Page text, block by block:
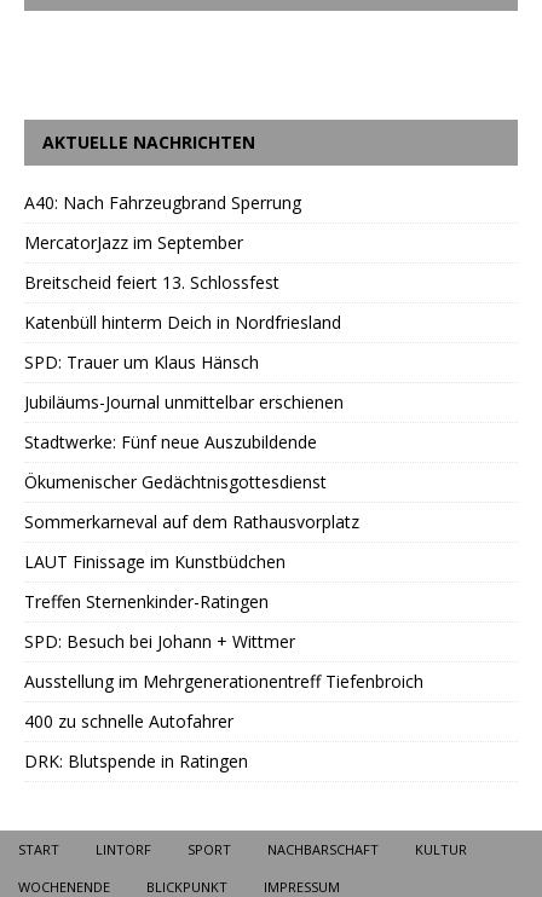
AKTUELLE NACHRICHTEN
A40: Nach Fahrzeugbrand Sperrung
MercatorJazz im September
Breitscheid feiert 13. Schlossfest
Katenbüll hinterm Deich in Nordfriesland
SPD: Trauer um Klaus Hänsch
Jubiläums-Journal unmittelbar erschienen
Stadtwerke: Fünf neue Auszubildende
Ökumenischer Gedächtnisgottesdienst
Sommerkarneval auf dem Rathausvorplatz
LAUT Finissage im Kunstbüdchen
Treffen Sternenkinder-Ratingen
SPD: Besuch bei Johann + Wittmer
Ausstellung im Mehrgenerationentreff Tiefenbroich
400 zu schnelle Autofahrer
DRK: Blutspende in Ratingen
START LINTORF SPORT NACHBARSCHAFT KULTUR
WOCHENENDE BLICKPUNKT IMPRESSUM